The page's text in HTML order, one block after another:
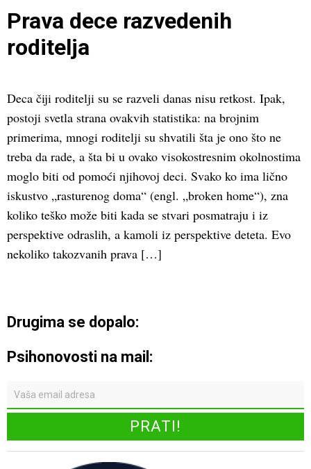
Prava dece razvedenih
roditelja
Deca čiji roditelji su se razveli danas nisu retkost. Ipak,
postoji svetla strana ovakvih statistika: na brojnim
primerima, mnogi roditelji su shvatili šta je ono što ne
treba da rade, a šta bi u ovako visokostresnim okolnostima
moglo biti od pomoći njihovoj deci. Svako ko ima lično
iskustvo „rasturenog doma“ (engl. „broken home“), zna
koliko teško može biti kada se stvari posmatraju i iz
perspektive odraslih, a kamoli iz perspektive deteta. Evo
nekoliko takozvanih prava […]
Drugima se dopalo:
Psihonovosti na mail: